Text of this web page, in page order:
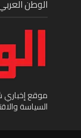
الوطن
موقع إخباري
السياسة